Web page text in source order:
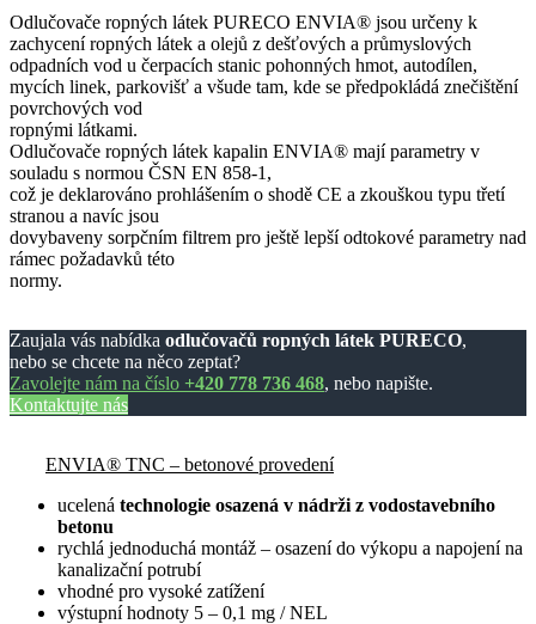
Odlučovače ropných látek PURECO ENVIA® jsou určeny k
zachycení ropných látek a olejů z dešťových a průmyslových
odpadních vod u čerpacích stanic pohonných hmot, autodílen,
mycích linek, parkovišť a všude tam, kde se předpokládá znečištění
povrchových vod
ropnými látkami.
Odlučovače ropných látek kapalin ENVIA® mají parametry v
souladu s normou ČSN EN 858-1,
což je deklarováno prohlášením o shodě CE a zkouškou typu třetí
stranou a navíc jsou
dovybaveny sorpčním filtrem pro ještě lepší odtokové parametry nad
rámec požadavků této
normy.
Zaujala vás nabídka odlučovačů ropných látek PURECO,
nebo se chcete na něco zeptat?
Zavolejte nám na číslo +420 778 736 468, nebo napište.
Kontaktujte nás
ENVIA® TNC – betonové provedení
ucelená technologie osazená v nádrži z vodostavebního
betonu
rychlá jednoduchá montáž – osazení do výkopu a napojení na
kanalizační potrubí
vhodné pro vysoké zatížení
výstupní hodnoty 5 – 0,1 mg / NEL